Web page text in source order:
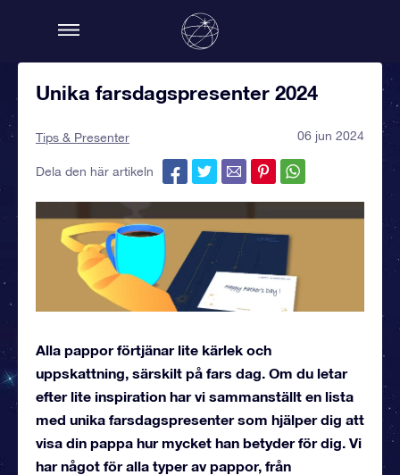
Unika farsdagspresenter 2024
Tips & Presenter 06 jun 2024
Dela den här artikeln
Alla pappor förtjänar lite kärlek och
uppskattning, särskilt på fars dag. Om du letar
efter lite inspiration har vi sammanställt en lista
med unika farsdagspresenter som hjälper dig att
visa din pappa hur mycket han betyder för dig. Vi
har något för alla typer av pappor, från